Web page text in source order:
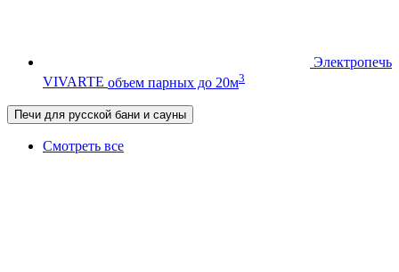
Электропечь
VIVARTE объем парных до 20м3
Печи для русской бани и сауны
Смотреть все